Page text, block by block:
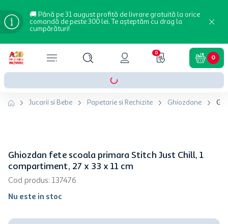
🚚 Până pe 31 august profită de livrare gratuită la orice
comandă de peste 300 lei. Te așteptăm cu drag la
cumpărături!
0
0
Jucarii si Bebe Papetarie si Rechizite Ghiozdane
Ghiozdan fete scoala primara Stitch Just Chill, 1
compartiment, 27 x 33 x 11 cm
Cod produs: 137476
Nu este in stoc